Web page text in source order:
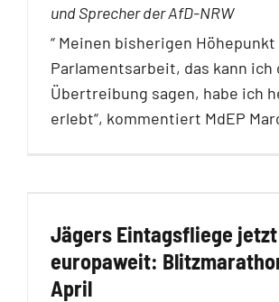
und Sprecher der AfD-NRW
“ Meinen bisherigen
Parlamentsarbeit, das kann ich
Übertreibung sagen, habe ich
erlebt“, kommentiert MdEP
Jägers Eintagsfliege jetzt
europaweit:
April